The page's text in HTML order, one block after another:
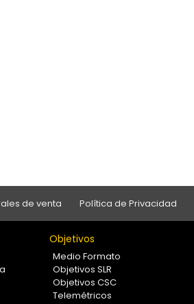
de venta Política de Privacidad
Objetivos
Medio Formato
Objetivos SLR
Objetivos CSC
Telemétricos